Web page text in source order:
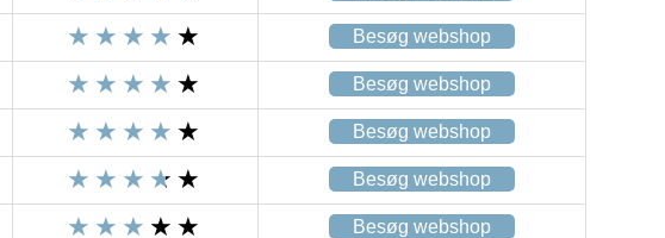
Besøg webshop
Besøg webshop
Besøg webshop
Besøg webshop
Besøg webshop